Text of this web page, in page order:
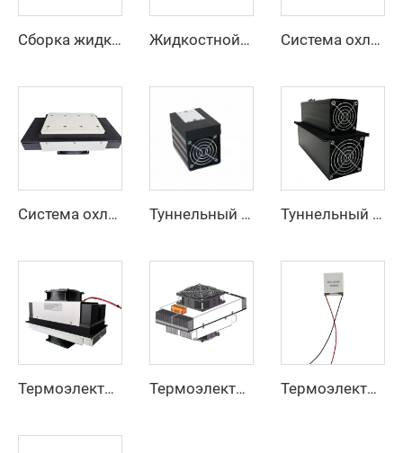
Сборка жидкостного термоэлектрического охлаждения LL-210-24 Жидкостной охладитель Пельтье LA-160-24 Система охлаждения пластин Пельтье PL-210-24
Система охлаждения термоэлектрической пластины PA-160-24 Туннельный тип охладителя Пелье для воздуха DA-011-05 Туннельный воздушный охладитель Пельтье AAT-085-24
Термоэлектрическая сборка воздушного охладителя 0200-AA-220-24-00 Термоэлектрическая сборка воздушного охладителя ｜ Компактный DC-охладитель Пельтье AA-125-24 Термоэлектрические генераторы TEG-127020 40X40